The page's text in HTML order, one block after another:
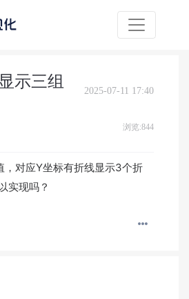
示三组
2025-07-11 17:40
浏览:844
，对应Y坐标有折线显示3个折
实现吗？